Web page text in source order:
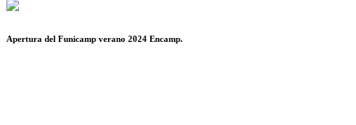
Apertura del Funicamp verano 2024 Encamp.